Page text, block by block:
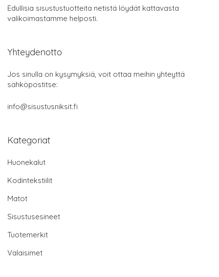
Edullisia sisustustuotteita netistä löydät kattavasta
valikoimastamme helposti.
Yhteydenotto
Jos sinulla on kysymyksiä, voit ottaa meihin yhteyttä
sähköpostitse:
info@sisustusniksit.fi
Kategoriat
Huonekalut
Kodintekstiilit
Matot
Sisustusesineet
Tuotemerkit
Valaisimet